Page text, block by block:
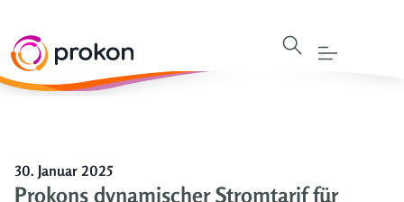
30. Januar 2025
Prokons dynamischer Stromtarif für